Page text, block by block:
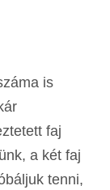
is
faj
a két faj
tenni,